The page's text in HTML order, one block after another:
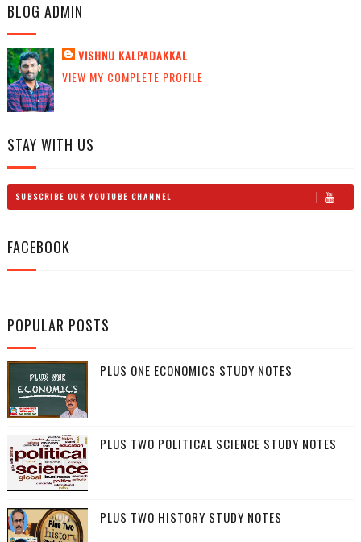
BLOG ADMIN
VISHNU KALPADAKKAL
VIEW MY COMPLETE PROFILE
STAY WITH US
SUBSCRIBE OUR YOUTUBE CHANNEL
FACEBOOK
POPULAR POSTS
PLUS ONE ECONOMICS STUDY NOTES
PLUS TWO POLITICAL SCIENCE STUDY NOTES
PLUS TWO HISTORY STUDY NOTES